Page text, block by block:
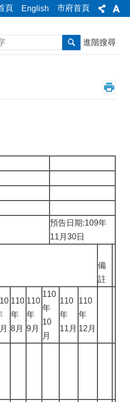
頁 English 市府首頁
搜尋 進階搜尋
預告日期:109年
11月30日
備
註
110
年
8月
110
年
9月
110
年
10
月
110
年
11月
110
年
12月